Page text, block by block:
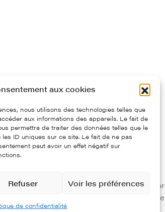
aux cookies
nous utilisons des technologies telles que
aux informations des appareils. Le fait de
permettra de traiter des données telles que le
ID uniques sur ce site. Le fait de ne pas
peut avoir un effet négatif sur
Refuser Voir les préférences
de confidentialité
97, route départementale 974 - 21700
Politique